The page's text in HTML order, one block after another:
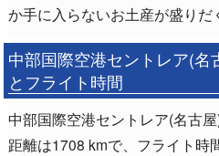
か手に入らないお土産が盛りだ
中部国際空港セントレア(
とフライト時間
中部国際空港セントレア(名古
距離は1708 kmで、フライト時